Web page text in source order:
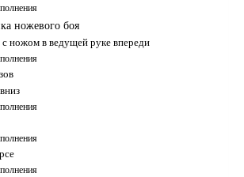
ножевого боя
с ножом в ведущей руке впереди